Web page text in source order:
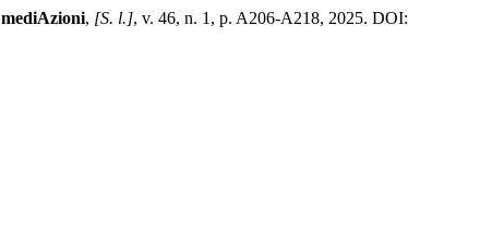
mediAzioni, [S. l.], v. 46, n. 1, p. A206-A218, 2025. DOI: